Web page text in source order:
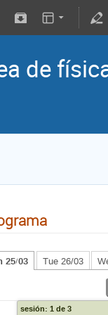
de
25/03 Tue 26/03
sesión: 1 de 3